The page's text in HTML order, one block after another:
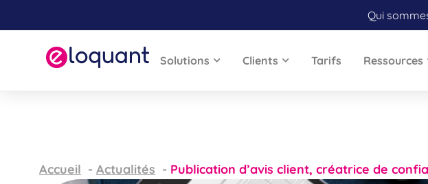
Qui
Solutions Clients Tarifs Ressources
Accueil Actualités Publication d’avis client, créatrice de